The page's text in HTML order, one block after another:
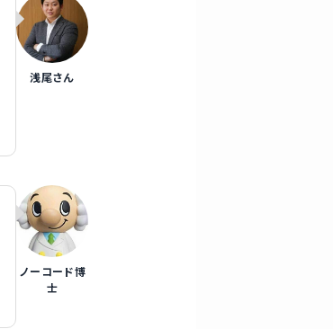
浅尾さん
ノーコード博
士